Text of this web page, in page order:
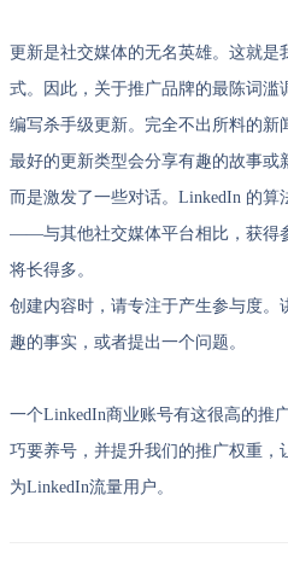
更新是社交媒体的无名英雄。这就
式。因此，关于推广品牌的最陈词滥
编写杀手级更新。完全不出所料的新
最好的更新类型会分享有趣的故事或
而是激发了一些对话。LinkedIn 的
——与其他社交媒体平台相比，获得
将长得多。
创建内容时，请专注于产生参与度。
趣的事实，或者提出一个问题。
一个LinkedIn商业账号有这很高的推
巧要养号，并提升我们的推广权重，
为LinkedIn流量用户。